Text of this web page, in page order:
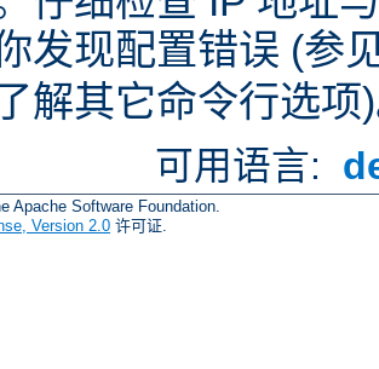
发现配置错误 (参
解其它命令行选项
可用语言:
Apache Software Foundation.
Version 2.0 许可证.